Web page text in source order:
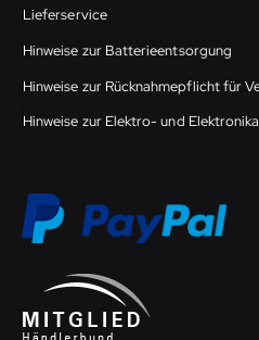
Lieferservice
Hinweise zur Batterieentsorgung
Hinweise zur Rücknahmepflicht für
Hinweise zur Elektro- und